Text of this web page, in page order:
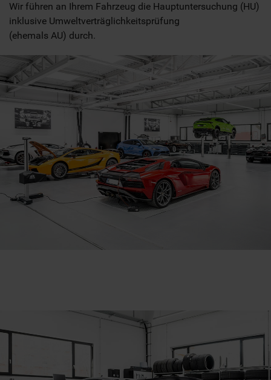
Wir führen an Ihrem Fahrzeug die Hauptuntersuchung (HU)
inklusive Umweltverträglichkeitsprüfung
(ehemals AU) durch.